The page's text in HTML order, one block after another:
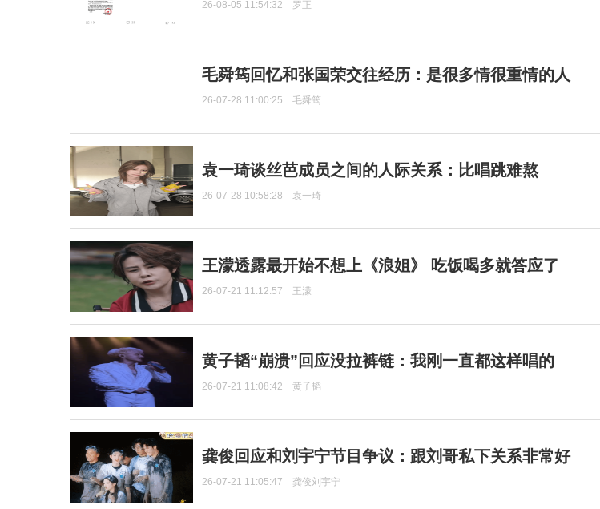
26-08-05 11:54:32 罗正
毛舜筠回忆和张国荣交往经历：是很多情很重情的人
26-07-28 11:00:25 毛舜筠
袁一琦谈丝芭成员之间的人际关系：比唱跳难熬
26-07-28 10:58:28 袁一琦
王濛透露最开始不想上《浪姐》 吃饭喝多就答应了
26-07-21 11:12:57 王濛
黄子韬“崩溃”回应没拉裤链：我刚一直都这样唱的
26-07-21 11:08:42 黄子韬
龚俊回应和刘宇宁节目争议：跟刘哥私下关系非常好
26-07-21 11:05:47 龚俊刘宇宁